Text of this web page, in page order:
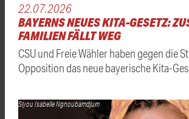
22.07.2026
BAYERNS NEUES KITA-GESETZ:
FAMILIEN FÄLLT WEG
CSU und Freie Wähler haben gegen die
Opposition das neue bayerische Kita-
Siyou Isabelle Ngnoubamdjum